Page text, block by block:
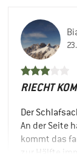
RIECHT
Der
An der Seite
kommt das
zur Hälfte